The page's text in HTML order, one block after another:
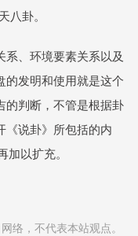
八卦。
、环境要素关系以及
的发明和使用就是这个
的判断，不管是根据卦
《说卦》所包括的内
以扩充。
络，不代表本站观点。